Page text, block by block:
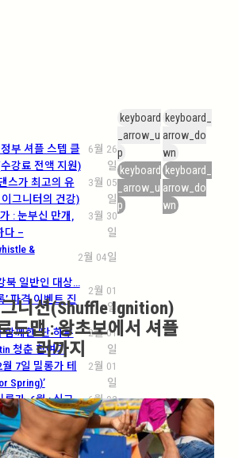
부 셔플 스텝 클
강료 전액 지원)
6월 26
일
스가 최고의 유
그니터의 건강)
3월 05
일
: 눈부신 만개,
다 –
3월 30
일
&
2월 04일
북 일반인 대상…
’ 파격 이벤트 진
2월 01
일
께한 ‘단 하루
청춘 참여기
2월 01
일
7일 밀롱가 테
Spring)’
2월 01
일
롱가, 6월 : 싱그
이를 더하다
6월 02
일
롱가, 5월 : 눈부
를 더하다
4월 28
keyboard
_arrow_u
p
keyboard
_arrow_u
p
keyboard_
arrow_do
wn
keyboard_
arrow_do
wn
니션(Shuffle Ignition)
드맵 : 왕초보에서 셔플
러까지